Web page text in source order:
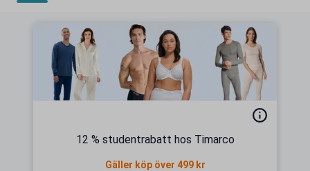
12 % studentrabatt hos Timarco
Gäller köp över 499 kr